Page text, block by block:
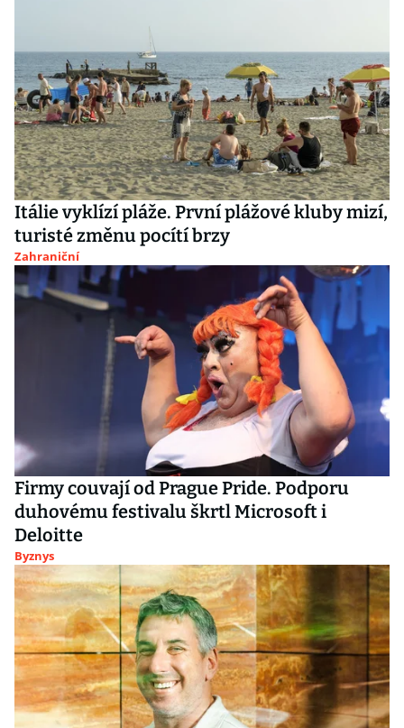
Itálie vyklízí pláže. První plážové kluby mizí,
turisté změnu pocítí brzy
Zahraniční
Firmy couvají od Prague Pride. Podporu
duhovému festivalu škrtl Microsoft i
Deloitte
Byznys